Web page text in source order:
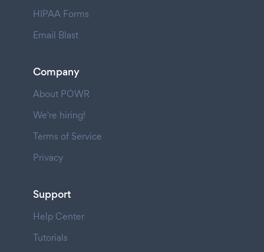
HIPAA Forms
Email Blast
Company
About POWR
We're hiring!
Terms of Service
Privacy
Support
Help Center
Tutorials